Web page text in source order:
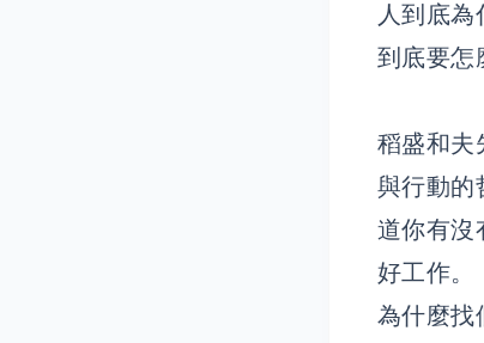
人到底為
到底要怎
稻盛和夫
與行動的
道你有沒
好工作。
為什麼找